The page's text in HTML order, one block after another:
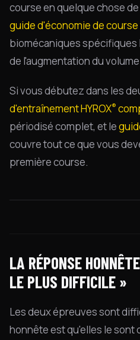
course en quelque chose
guide d'économie de course
biomécaniques
de l'augmentation du
Si vous débutez dans les
d'entraînement HYROX®
périodisé complet, et le
couvre tout ce que vous
première course.
LA RÉPONSE
LE PLUS DIFFICILE »
Les deux épreuves sont
honnête est qu'elles le sont